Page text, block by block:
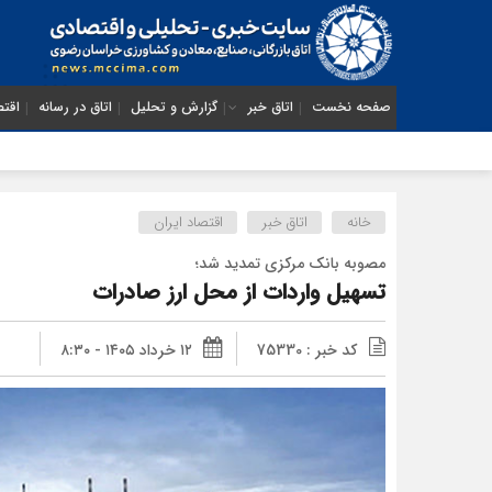
صفحه نخست اتاق خبر گزارش و تحلیل اتاق در رسانه
خانه اتاق خبر اقتصاد ایران
مصوبه بانک مرکزی تمدید شد؛
تسهیل واردات از محل ارز صادرات
کد خبر : 75330 ۱۲ خرداد ۱۴۰۵ - ۸:۳۰